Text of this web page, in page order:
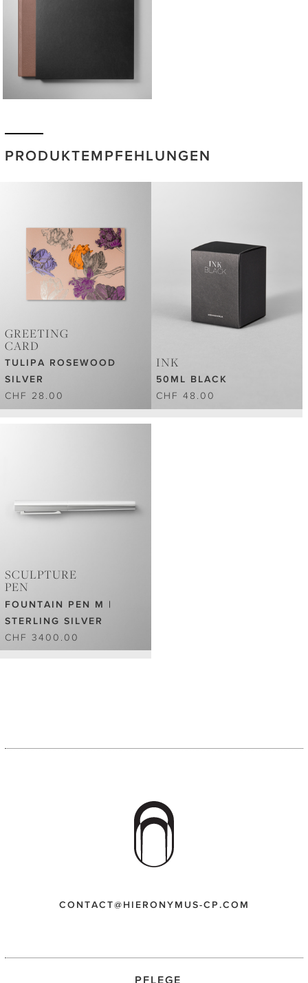
PRODUKTEMPFEHLUNGEN
GREETING
CARD
TULIPA ROSEWOOD
SILVER
CHF 28.00
INK
50ML BLACK
CHF 48.00
SCULPTURE
PEN
FOUNTAIN PEN M |
STERLING SILVER
CHF 3400.00
CONTACT@HIERONYMUS-CP.COM
PFLEGE